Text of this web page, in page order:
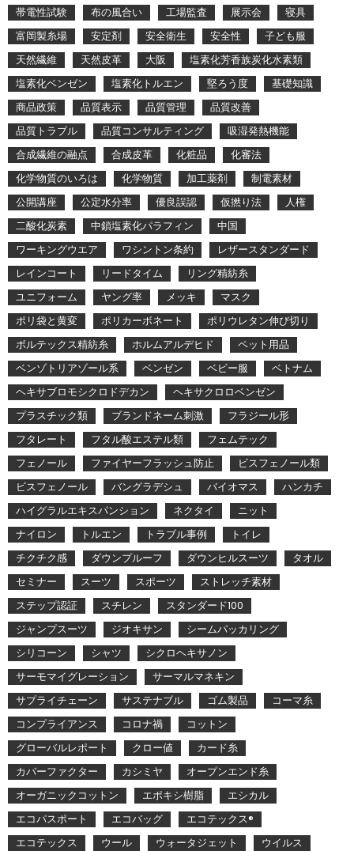
帯電性試験
布の風合い 工場監査 展示会
寝具
富岡製糸場
安定剤 安全衛生 安全性
子ども服
天然繊維
天然皮革 大阪
塩素化芳香族炭化水素類
塩素化ベンゼン
塩素化トルエン 堅ろう度
基礎知識
商品政策
品質表示 品質管理
品質改善
品質トラブル
品質コンサルティング
吸湿発熱機能
合成繊維の融点
合成皮革 化粧品
化審法
化学物質のいろは
化学物質 加工薬剤
制電素材
公開講座
公定水分率 優良誤認 仮撚り法
人権
二酸化炭素
中鎖塩素化パラフィン
中国
ワーキングウエア
ワシントン条約
レザースタンダード
レインコート
リードタイム
リング精紡糸
ユニフォーム
ヤング率 メッキ
マスク
ポリ袋と黄変
ポリカーボネート
ポリウレタン伸び切り
ボルテックス精紡糸
ホルムアルデヒド
ペット用品
ベンゾトリアゾール系
ベンゼン ベビー服
ベトナム
ヘキサブロモシクロドデカン
ヘキサクロロベンゼン
プラスチック類
ブランドネーム刺激
フラジール形
フタレート
フタル酸エステル類
フェムテック
フェノール
ファイヤーフラッシュ防止
ビスフェノール類
ビスフェノール
バングラデシュ バイオマス
ハンカチ
ハイグラルエキスパンション
ネクタイ
ニット
ナイロン
トルエン トラブル事例
トイレ
チクチク感
ダウンプルーフ ダウンヒルスーツ
タオル
セミナー
スーツ スポーツ
ストレッチ素材
ステップ認証
スチレン
スタンダード100
ジャンプスーツ
ジオキサン
シームパッカリング
シリコーン
シャツ
シクロヘキサノン
サーモマイグレーション
サーマルマネキン
サプライチェーン
サステナブル ゴム製品
コーマ糸
コンプライアンス
コロナ禍
コットン
グローバルレポート
クロー値
カード糸
カバーファクター
カシミヤ
オープンエンド糸
オーガニックコットン
エポキシ樹脂
エシカル
エコパスポート
エコバッグ
エコテックス®
エコテックス
ウール ウォータジェット ウイルス